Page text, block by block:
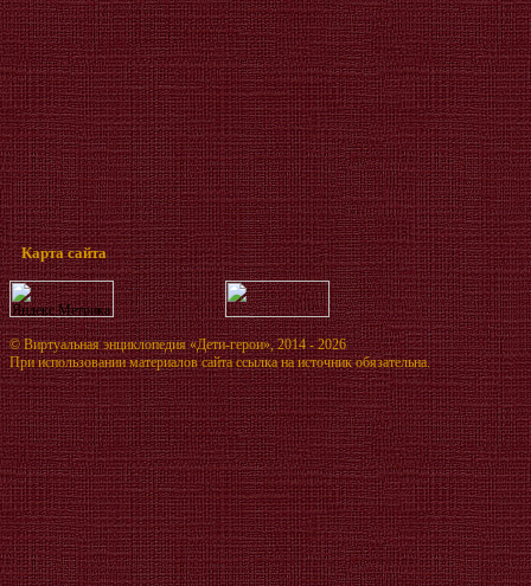
Карта сайта
©Виртуальная энциклопедия «Дети-герои», 2014 - 2026
При использовании материалов сайта ссылка на источник обязательна.